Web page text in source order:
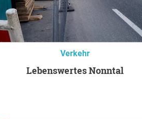
Verkehr
Lebenswertes Nonntal